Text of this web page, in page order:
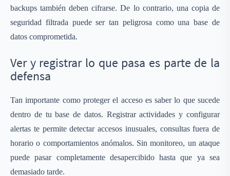
backups también deben cifrarse. De lo contrario, una copia de
seguridad filtrada puede ser tan peligrosa como una base de
datos comprometida.
Ver y registrar lo que pasa es parte de la
defensa
Tan importante como proteger el acceso es saber lo que sucede
dentro de tu base de datos. Registrar actividades y configurar
alertas te permite detectar accesos inusuales, consultas fuera de
horario o comportamientos anómalos. Sin monitoreo, un ataque
puede pasar completamente desapercibido hasta que ya sea
demasiado tarde.